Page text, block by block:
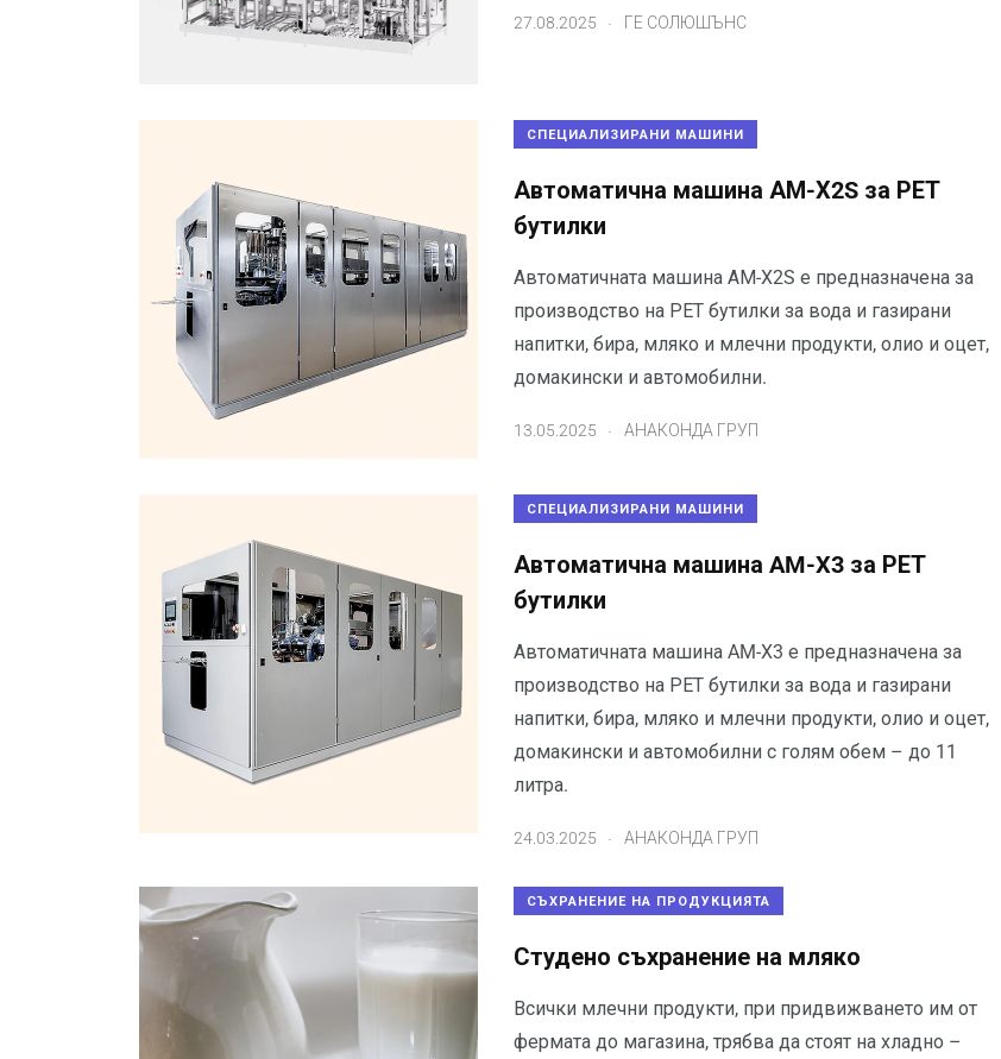
27.08.2025 ГЕ СОЛЮШЪНС
СПЕЦИАЛИЗИРАНИ МАШИНИ
Автоматична машина АМ-Х2S за РЕТ
бутилки
Автоматичната машина АМ-Х2S е предназначена за
производство на РЕТ бутилки за вода и газирани
напитки, бира, мляко и млечни продукти, олио и оцет,
домакински и автомобилни.
13.05.2025 АНАКОНДА ГРУП
СПЕЦИАЛИЗИРАНИ МАШИНИ
Автоматична машина AM-X3 за РЕТ
бутилки
Автоматичната машина AM-X3 е предназначена за
производство на РЕТ бутилки за вода и газирани
напитки, бира, мляко и млечни продукти, олио и оцет,
домакински и автомобилни с голям обем – до 11
литра.
24.03.2025 АНАКОНДА ГРУП
СЪХРАНЕНИЕ НА ПРОДУКЦИЯТА
Студено съхранение на мляко
Всички млечни продукти, при придвижването им от
фермата до магазина, трябва да стоят на хладно –